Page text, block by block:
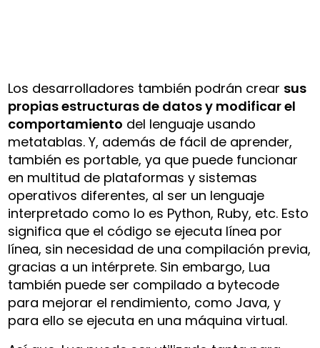
Los desarrolladores también podrán crear sus
propias estructuras de datos y modificar el
comportamiento del lenguaje usando
metatablas. Y, además de fácil de aprender,
también es portable, ya que puede funcionar
en multitud de plataformas y sistemas
operativos diferentes, al ser un lenguaje
interpretado como lo es Python, Ruby, etc. Esto
significa que el código se ejecuta línea por
línea, sin necesidad de una compilación previa,
gracias a un intérprete. Sin embargo, Lua
también puede ser compilado a bytecode
para mejorar el rendimiento, como Java, y
para ello se ejecuta en una máquina virtual.